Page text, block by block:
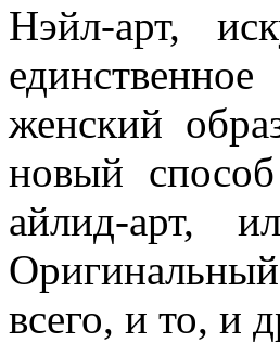
Нэйл-арт,
женский
новый
айлид-арт,
всего, и то, и